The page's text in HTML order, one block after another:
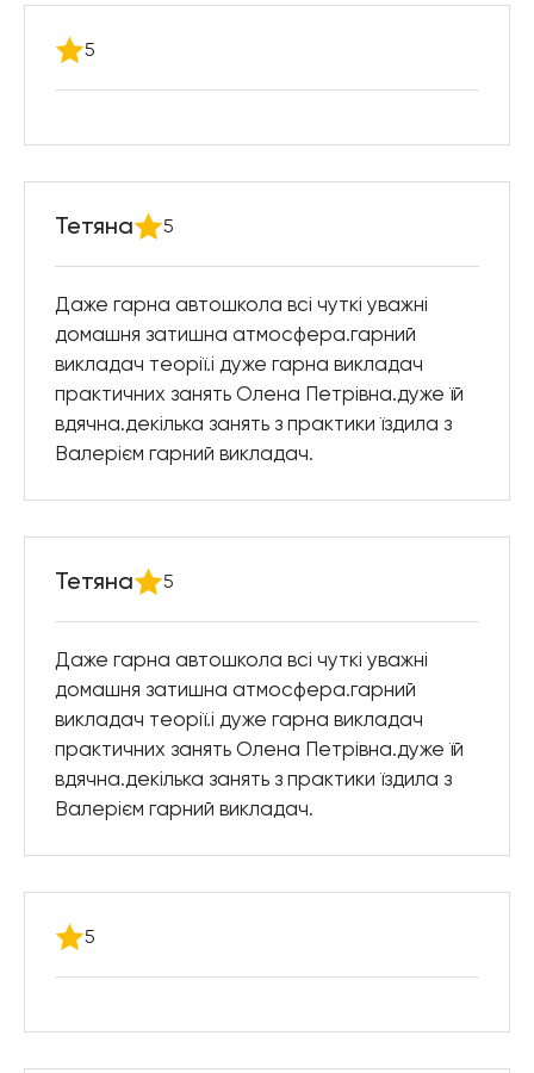
5
Тетяна 5
Даже гарна автошкола всі чуткі уважні
домашня затишна атмосфера.гарний
викладач теорії.і дуже гарна викладач
практичних занять Олена Петрівна.дуже їй
вдячна.декілька занять з практики їздила з
Валерієм гарний викладач.
Тетяна 5
Даже гарна автошкола всі чуткі уважні
домашня затишна атмосфера.гарний
викладач теорії.і дуже гарна викладач
практичних занять Олена Петрівна.дуже їй
вдячна.декілька занять з практики їздила з
Валерієм гарний викладач.
5